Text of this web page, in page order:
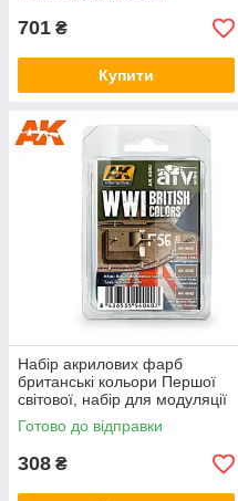
701 ₴
Купити
Набір акрилових фарб
британські кольори Першої
світової, набір для модуляції
Хакі. AK-INTERACTIVE
AK4040
Готово до відправки
308 ₴